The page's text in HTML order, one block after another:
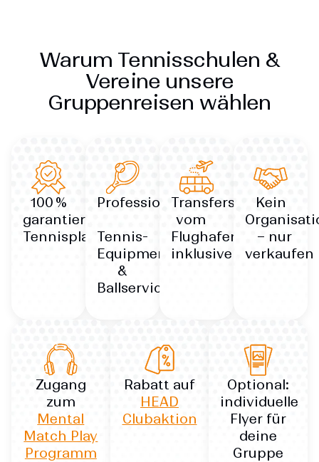
Warum Tennisschulen &
Vereine unsere
Gruppenreisen wählen
100 %
garantierte
Tennisplatzzeiten
Professionelles
Tennis-
Equipment
&
Ballservice
Transfers
vom
Flughafen
inklusive
Kein
– nur
verkaufen
Zugang
zum
Mental
Match Play
Programm
Rabatt auf
HEAD
Clubaktion
Optional:
individuelle
Flyer für
deine
Gruppe